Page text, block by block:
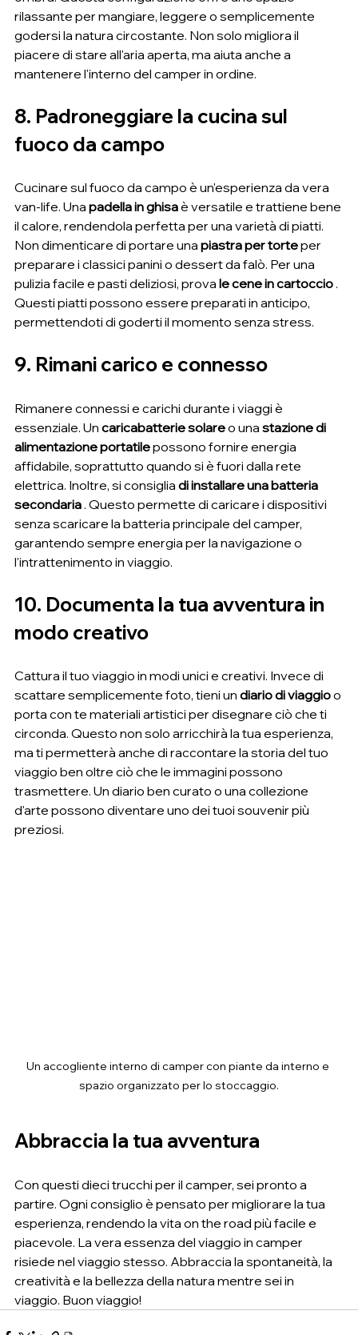
rilassante per mangiare, leggere o semplicemente
godersi la natura circostante. Non solo migliora il
piacere di stare all'aria aperta, ma aiuta anche a
mantenere l'interno del camper in ordine.
8. Padroneggiare la cucina sul
fuoco da campo
Cucinare sul fuoco da campo è un'esperienza da vera
van-life. Una padella in ghisa è versatile e trattiene bene
il calore, rendendola perfetta per una varietà di piatti.
Non dimenticare di portare una piastra per torte per
preparare i classici panini o dessert da falò. Per una
pulizia facile e pasti deliziosi, prova le cene in cartoccio .
Questi piatti possono essere preparati in anticipo,
permettendoti di goderti il ​​momento senza stress.
9. Rimani carico e connesso
Rimanere connessi e carichi durante i viaggi è
essenziale. Un caricabatterie solare o una stazione di
alimentazione portatile possono fornire energia
affidabile, soprattutto quando si è fuori dalla rete
elettrica. Inoltre, si consiglia di installare una batteria
secondaria . Questo permette di caricare i dispositivi
senza scaricare la batteria principale del camper,
garantendo sempre energia per la navigazione o
l'intrattenimento in viaggio.
10. Documenta la tua avventura in
modo creativo
Cattura il tuo viaggio in modi unici e creativi. Invece di
scattare semplicemente foto, tieni un diario di viaggio o
porta con te materiali artistici per disegnare ciò che ti
circonda. Questo non solo arricchirà la tua esperienza,
ma ti permetterà anche di raccontare la storia del tuo
viaggio ben oltre ciò che le immagini possono
trasmettere. Un diario ben curato o una collezione
d'arte possono diventare uno dei tuoi souvenir più
preziosi.
Un accogliente interno di camper con piante da interno e
spazio organizzato per lo stoccaggio.
Abbraccia la tua avventura
Con questi dieci trucchi per il camper, sei pronto a
partire. Ogni consiglio è pensato per migliorare la tua
esperienza, rendendo la vita on the road più facile e
piacevole. La vera essenza del viaggio in camper
risiede nel viaggio stesso. Abbraccia la spontaneità, la
creatività e la bellezza della natura mentre sei in
viaggio. Buon viaggio!